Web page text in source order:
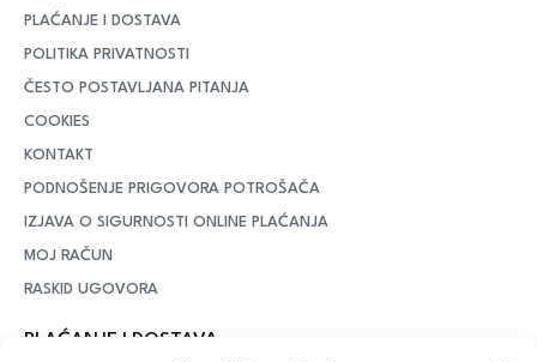
PLAĆANJE I DOSTAVA
POLITIKA PRIVATNOSTI
ČESTO POSTAVLJANA PITANJA
COOKIES
KONTAKT
PODNOŠENJE PRIGOVORA POTROŠAČA
IZJAVA O SIGURNOSTI ONLINE PLAĆANJA
MOJ RAČUN
RASKID UGOVORA
PLAĆANJE I DOSTAVA